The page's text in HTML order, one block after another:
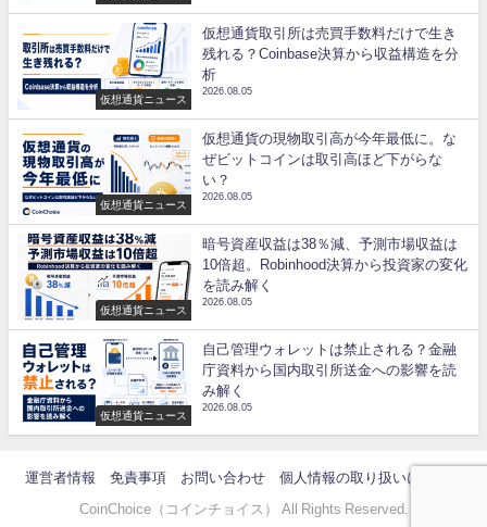
仮想通貨ニュース
仮想通貨取引所は売買手数料だけで生き
残れる？Coinbase決算から収益構造を分
析
2026.08.05
仮想通貨ニュース
仮想通貨の現物取引高が今年最低に。な
ぜビットコインは取引高ほど下がらな
い？
2026.08.05
仮想通貨ニュース
暗号資産収益は38％減、予測市場収益は
10倍超。Robinhood決算から投資家の変化
を読み解く
2026.08.05
仮想通貨ニュース
自己管理ウォレットは禁止される？金融
庁資料から国内取引所送金への影響を読
み解く
2026.08.05
運営者情報 免責事項 お問い合わせ 個人情報の取り扱いについて
CoinChoice（コインチョイス） All Rights Reserved.